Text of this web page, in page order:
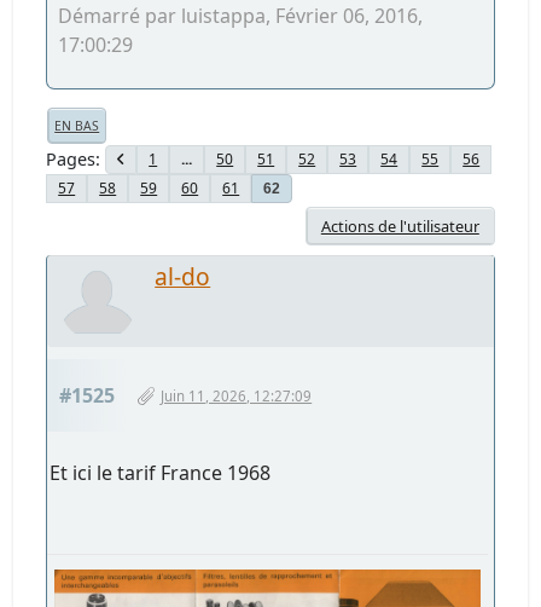
Démarré par luistappa, Février 06, 2016,
17:00:29
EN BAS
Pages 1 ... 50 51 52 53 54 55
56
57
58 59 60 61 62
Actions de l'utilisateur
al-do
#1525 Juin 11, 2026, 12:27:09
Et ici le tarif France 1968